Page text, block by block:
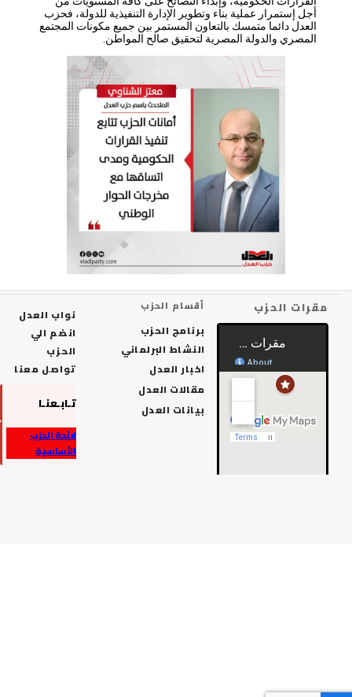
أجل إستمرار عملية بناء وتطوير الإدارة التنفيذية للدولة، فحزب
العدل دائما متمسك بالتعاون المستمر بين جميع مكونات المجتمع
المصري والدولة المصرية لتحقيق صالح المواطن.
الحزب أقسام الحزب
برنامج الحزب
النشاط البرلماني
اخبار العدل
مقالات العدل
بيانات العدل
نواب العدل
انضم الي
تواصل معنا
تـابـعنـا
لائحة الحزب
الأساسية